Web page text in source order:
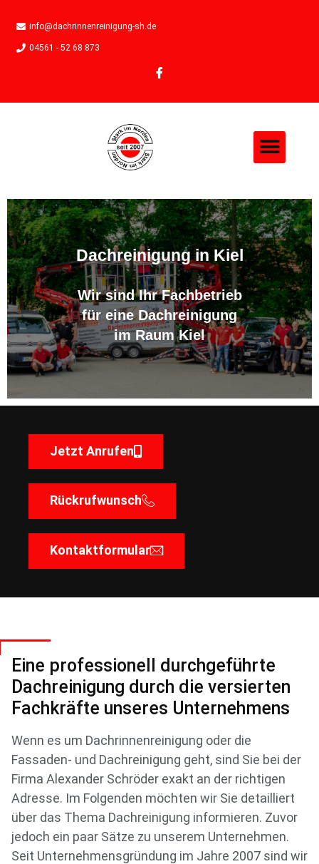
info@dachrinnenreinigung-sh.de
04561 - 52 68 873
Dachreinigung in Kiel
Wir sind Ihr Fachbetrieb
für eine Dachreinigung
im Raum Kiel
Jetzt Anrufen
Rückrufwunsch
Kontaktformular
Eine professionell durchgeführte
Dachreinigung durch die versierten
Fachkräfte unseres Unternehmens
Wenn es um Dachrinnenreinigung oder die
Fassaden- und Dachreinigung geht, sind Sie bei der
Firma Alexander Schröder exakt an der richtigen
Adresse. Im Folgenden möchten wir Sie detailliert
über das Thema Dachreinigung informieren. Zuvor
jedoch ein paar Sätze zu unserem Unternehmen.
Seit Unternehmensgründung im Jahre 2007 sind wir